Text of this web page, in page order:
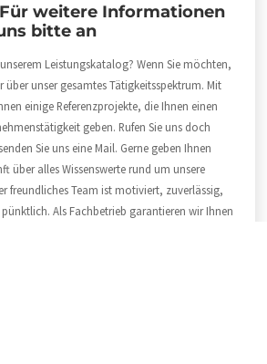
weitere Informationen
bitte an
Leistungskatalog? Wenn Sie möchten,
über unser gesamtes Tätigkeitsspektrum. Mit
einige Referenzprojekte, die Ihnen einen
geben. Rufen Sie uns doch
Sie uns eine Mail. Gerne geben Ihnen
über alles Wissenswerte rund um unsere
freundliches Team ist motiviert, zuverlässig,
Als Fachbetrieb garantieren wir Ihnen